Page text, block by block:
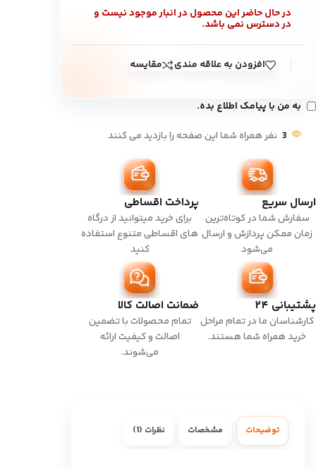
در حال حاضر این محصول در انبار موجود نیست و
در دسترس نمی باشد.
افزودن به علاقه مندی مقایسه
به من با پیامک اطلاع بده.
3 نفر همراه شما این صفحه را بازدید می کنند
ارسال سریع
سفارش شما در کوتاه‌ترین
زمان ممکن پردازش و ارسال
می‌شود
پرداخت اقساطی
برای خرید میتوانید از درگاه
های اقساطی متنوع استفاده
کنید
پشتیبانی ۲۴
کارشناسان ما در تمام مراحل
خرید همراه شما هستند.
ضمانت اصالت کالا
تمام محصولات با تضمین
اصالت و کیفیت ارائه
می‌شوند.
توضیحات مشخصات نظرات (1)